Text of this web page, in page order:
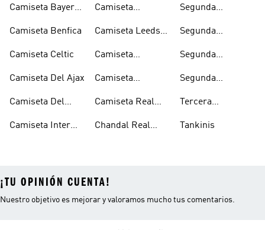
Camiseta Bayern
Camiseta Benfica
Camiseta Celtic
Camiseta Del Ajax
Camiseta Del
Camiseta Inter
Camiseta
Camiseta Leeds
Camiseta
United
Camiseta
Lyon
Camiseta Real
Chandal Real
Segunda
Arsenal
Segunda
Juventus
Segunda
Manchester
United
Segunda
Madrid
Tercera
Madrid
Tankinis
¡TU OPINIÓN CUENTA!
Nuestro objetivo es mejorar y valoramos mucho tus comentarios.